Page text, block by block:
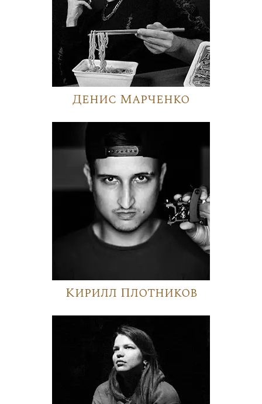
Денис Марченко
Кирилл Плотников